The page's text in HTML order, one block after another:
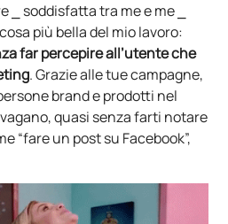
⎯ soddisfatta tra me e me ⎯
più bella del mio lavoro:
far percepire all’utente che
. Grazie alle tue campagne,
brand e prodotti nel
quasi senza farti notare
“fare un post su Facebook”,